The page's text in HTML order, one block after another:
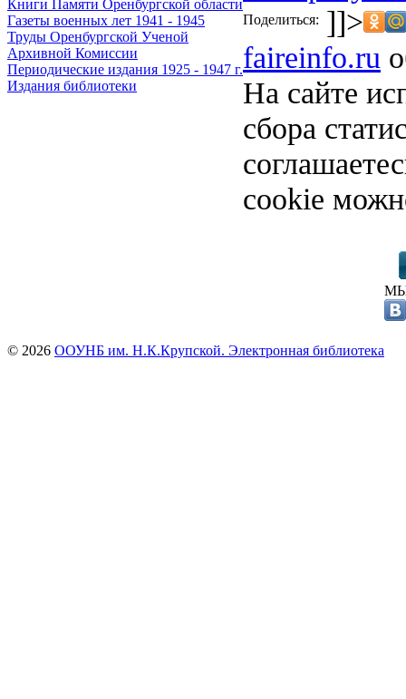
Книги Памяти Оренбургской области
Газеты военных лет 1941 - 1945
Труды Оренбургской Ученой
Архивной Комиссии
Периодические издания 1925 - 1947 г.
Издания библиотеки
Поделиться: ]]>
faireinfo.ru
На сайте
сбора
cookie
© 2026 ООУНБ им. Н.К.Крупской. Электронная библиотека